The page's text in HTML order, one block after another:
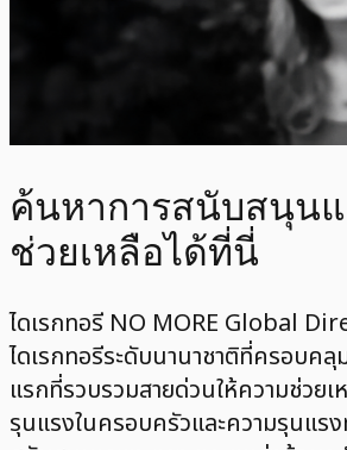
ค้นหาการสนับสนุน
ช่วยเหลือได้ที่นี่
ไดเรกทอรี NO MORE Global
ไดเรกทอรีระดับนานาชาติที่ครอบค
แรกที่รวบรวมสายด่วนให้ความช่วย
รุนแรงในครอบครัวและความรุนแร